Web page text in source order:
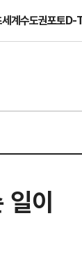
세계수도권포토D-
일이